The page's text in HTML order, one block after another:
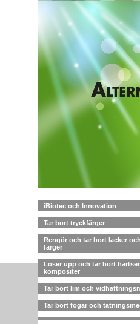
iBiotec och Innovation
Tar bort tryckfärger
Rengör och tar bort lacker och
färger
Löser upp och tar bort
kompositer
Tar bort lim och
Tar bort fogar och